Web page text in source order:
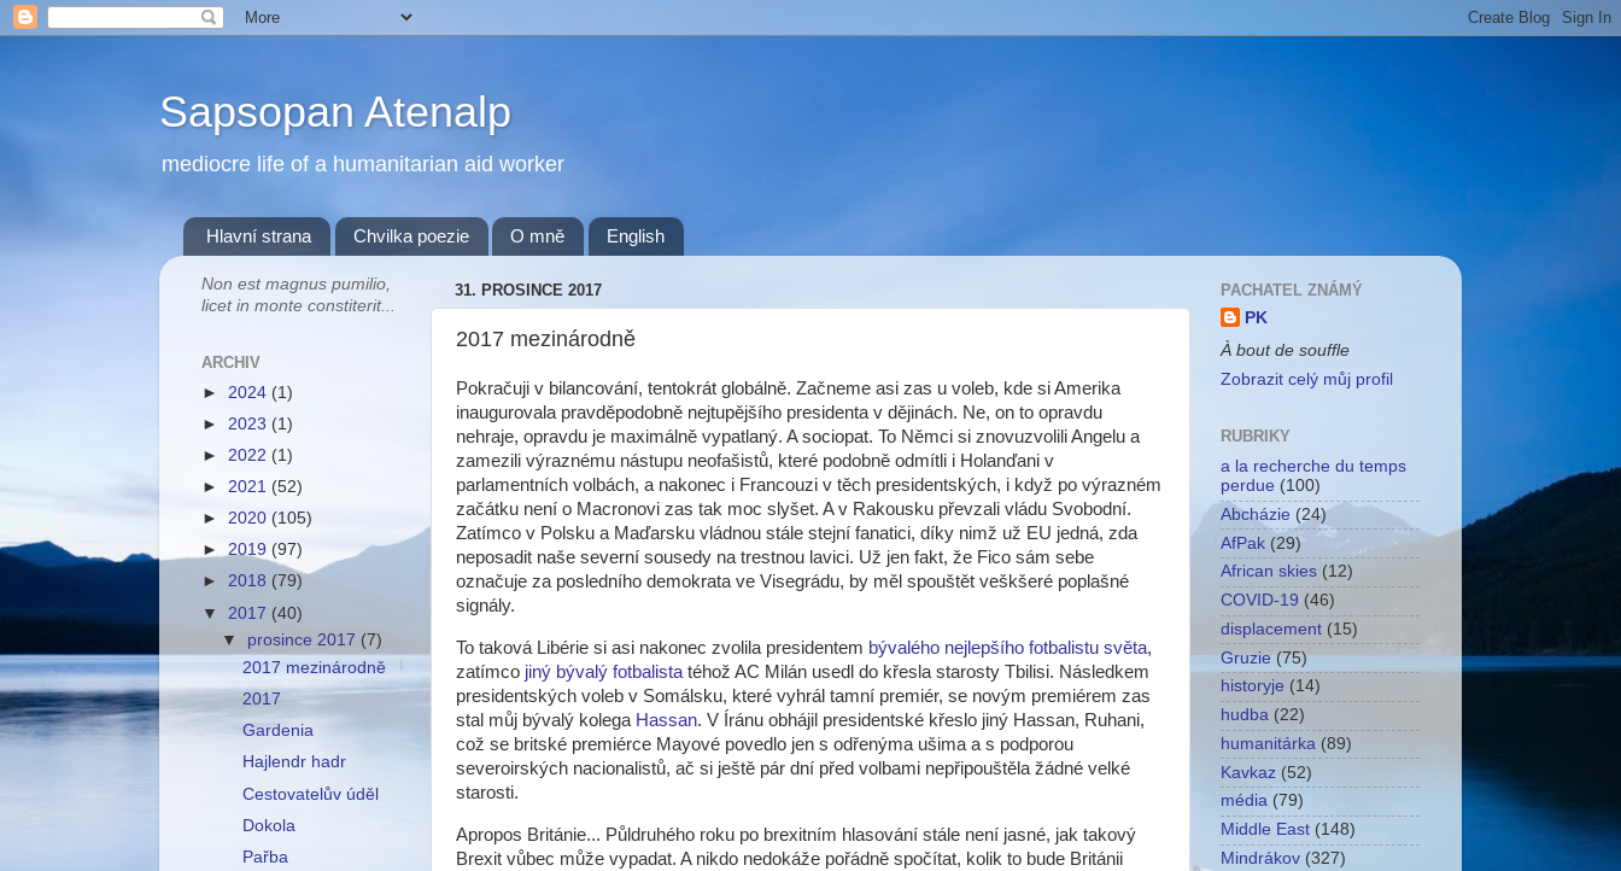
Sapsopan Atenalp
mediocre life of a humanitarian aid worker
Hlavní strana Chvilka poezie O mně English
31. PROSINCE 2017
2017 mezinárodně
Pokračuji v bilancování, tentokrát globálně. Začneme asi zas u voleb, kde si Amerika
inaugurovala pravděpodobně nejtupějšího presidenta v dějinách. Ne, on to opravdu
nehraje, opravdu je maximálně vypatlaný. A sociopat. To Němci si znovuzvolili Angelu a
zamezili výraznému nástupu neofašistů, které podobně odmítli i Holanďani v
parlamentních volbách, a nakonec i Francouzi v těch presidentských, i když po výrazném
začátku není o Macronovi zas tak moc slyšet. A v Rakousku převzali vládu Svobodní.
Zatímco v Polsku a Maďarsku vládnou stále stejní fanatici, díky nimž už EU jedná, zda
neposadit naše severní sousedy na trestnou lavici. Už jen fakt, že Fico sám sebe
označuje za posledního demokrata ve Visegrádu, by měl spouštět veškšeré poplašné
signály.
To taková Libérie si asi nakonec zvolila presidentem bývalého nejlepšího fotbalistu světa,
zatímco jiný bývalý fotbalista téhož AC Milán usedl do křesla starosty Tbilisi. Následkem
presidentských voleb v Somálsku, které vyhrál tamní premiér, se novým premiérem zas
stal můj bývalý kolega Hassan. V Íránu obhájil presidentské křeslo jiný Hassan, Ruhani,
což se britské premiérce Mayové povedlo jen s odřenýma ušima a s podporou
severoirských nacionalistů, ač si ještě pár dní před volbami nepřipouštěla žádné velké
starosti.
Apropos Británie... Půldruhého roku po brexitním hlasování stále není jasné, jak takový
Brexit vůbec může vypadat. A nikdo nedokáže pořádně spočítat, kolik to bude Británii
Non est magnus pumilio,
licet in monte constiterit...
ARCHIV
► 2024 (1)
► 2023 (1)
► 2022 (1)
► 2021 (52)
► 2020 (105)
► 2019 (97)
► 2018 (79)
▼ 2017 (40)
▼ prosince 2017 (7)
2017 mezinárodně
2017
Gardenia
Hajlendr hadr
Cestovatelův úděl
Dokola
Pařba
PACHATEL ZNÁMÝ
PK
À bout de souffle
Zobrazit celý můj profil
RUBRIKY
a la recherche du temps
perdue (100)
Abcházie (24)
AfPak (29)
African skies (12)
COVID-19 (46)
displacement (15)
Gruzie (75)
historyje (14)
hudba (22)
humanitárka (89)
Kavkaz (52)
média (79)
Middle East (148)
Mindrákov (327)